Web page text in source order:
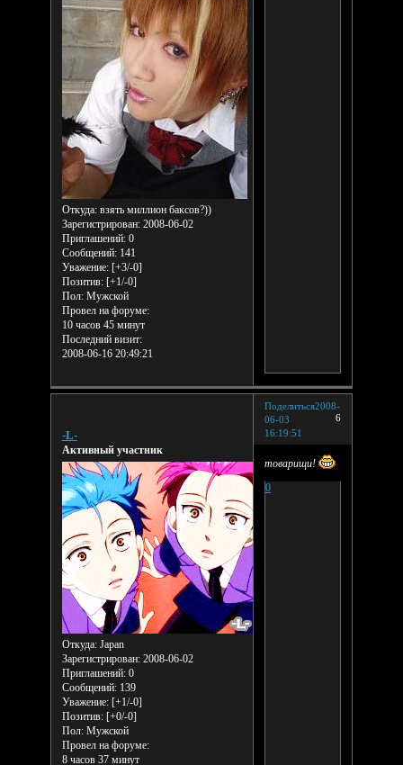
Откуда:взять миллион баксов?))
Зарегистрирован: 2008-06-02
Приглашений:0
Сообщений:141
Уважение: [+3/-0]
Позитив: [+1/-0]
Пол:Мужской
Провел на форуме:
10 часов 45 минут
Последний визит:
2008-06-16 20:49:21
Поделиться
6
2008-
06-03
16:19:51
-L-
Активный участник
Откуда:Japan
Зарегистрирован: 2008-06-02
Приглашений:0
Сообщений:139
Уважение: [+1/-0]
Позитив: [+0/-0]
Пол:Мужской
Провел на форуме:
8 часов 37 минут
товарищи!
0